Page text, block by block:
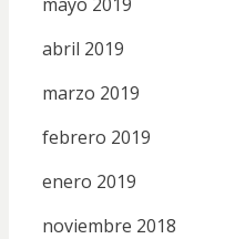
abril 2019
marzo 2019
febrero 2019
enero 2019
noviembre 2018